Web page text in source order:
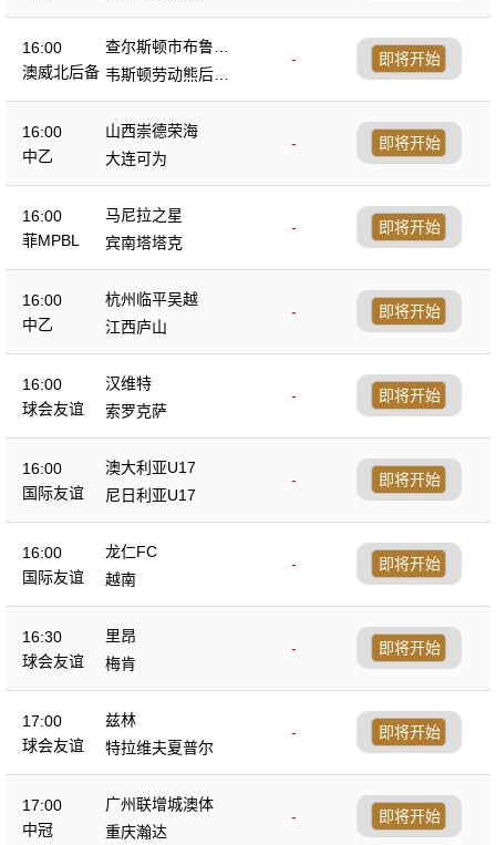
16:00
澳威北后备
查尔斯顿市布鲁斯
后备队
-
韦斯顿劳动熊后备
队
即将开始
16:00
中乙
山西崇德荣海
-
大连可为
即将开始
16:00
菲MPBL
马尼拉之星
-
宾南塔塔克
即将开始
16:00
中乙
杭州临平吴越
-
江西庐山
即将开始
16:00
球会友谊
汉维特
-
索罗克萨
即将开始
16:00
国际友谊
澳大利亚U17
-
尼日利亚U17
即将开始
16:00
国际友谊
龙仁FC
-
越南
即将开始
16:30
球会友谊
里昂
-
梅肯
即将开始
17:00
球会友谊
兹林
-
特拉维夫夏普尔
即将开始
17:00
中冠
广州联增城澳体
-
重庆瀚达
即将开始